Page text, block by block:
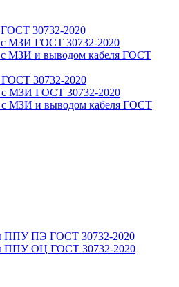
30732-2020
МЗИ ГОСТ 30732-2020
МЗИ и выводом кабеля ГОСТ
30732-2020
МЗИ ГОСТ 30732-2020
МЗИ и выводом кабеля ГОСТ
ППУ ПЭ ГОСТ 30732-2020
ППУ ОЦ ГОСТ 30732-2020